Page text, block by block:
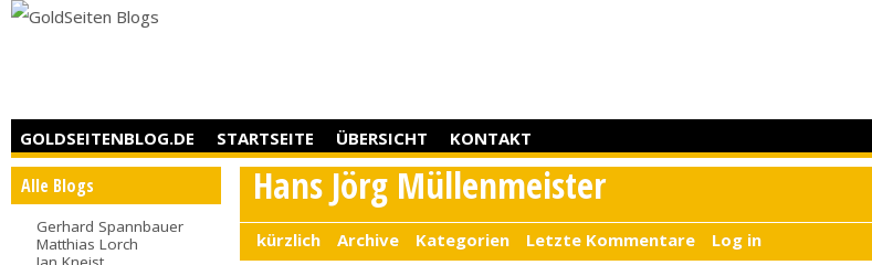
GOLDSEITENBLOG.DE STARTSEITE ÜBERSICHT KONTAKT
Alle Blogs
Gerhard Spannbauer
Matthias Lorch
Hans Jörg Müllenmeister
kürzlich Archive Kategorien Letzte Kommentare
Log in